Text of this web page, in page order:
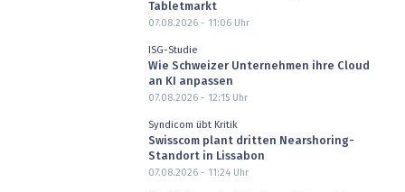
Tabletmarkt
07.08.2026 - 11:06Uhr
ISG-Studie
Wie Schweizer Unternehmen ihre Cloud
an KI anpassen
07.08.2026 - 12:15Uhr
Syndicom übt Kritik
Swisscom plant dritten Nearshoring-
Standort in Lissabon
07.08.2026 - 11:24Uhr